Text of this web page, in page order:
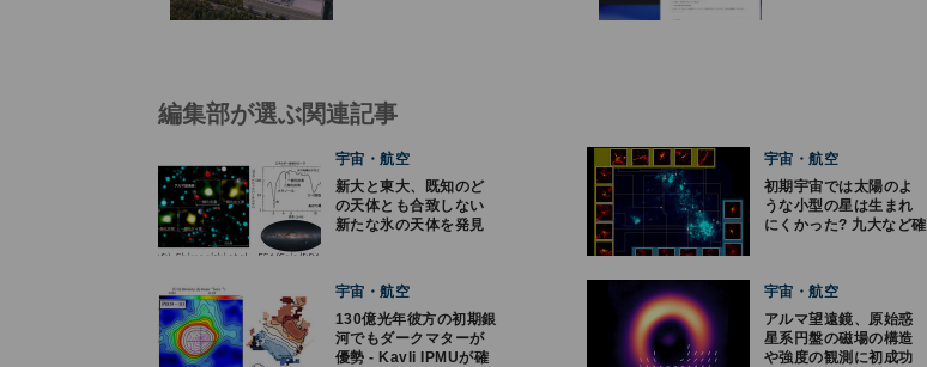
編集部が選ぶ関連記事
宇宙・航空
新大と東大、既知のど
の天体とも合致しない
新たな氷の天体を発見
宇宙・航空
初期宇宙では太陽のよ
うな小型の星は生まれ
にくかった? 九大など確
宇宙・航空
130億光年彼方の初期銀
河でもダークマターが
優勢 - Kavli IPMUが確
宇宙・航空
アルマ望遠鏡、原始惑
星系円盤の磁場の構造
や強度の観測に初成功